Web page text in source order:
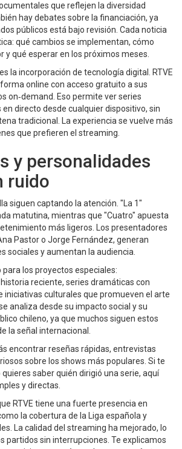
que reflejen la diversidad
hay debates sobre la financiación, ya
públicos está bajo revisión. Cada noticia
qué cambios se implementan, cómo
y qué esperar en los próximos meses.
la incorporación de tecnología digital. RTVE
online con acceso gratuito a sus
on‑demand. Eso permite ver series
directo desde cualquier dispositivo, sin
tradicional. La experiencia se vuelve más
que prefieren el streaming.
y personalidades
ruido
siguen captando la atención. "La 1"
matutina, mientras que "Cuatro" apuesta
más ligeros. Los presentadores
Pastor o Jorge Fernández, generan
sociales y aumentan la audiencia.
los proyectos especiales:
reciente, series dramáticas con
iniciativas culturales que promueven el arte
analiza desde su impacto social y su
chileno, ya que muchos siguen estos
la señal internacional.
encontrar reseñas rápidas, entrevistas
sobre los shows más populares. Si te
saber quién dirigió una serie, aquí
y directas.
RTVE tiene una fuerte presencia en
la cobertura de la Liga española y
La calidad del streaming ha mejorado, lo
partidos sin interrupciones. Te explicamos